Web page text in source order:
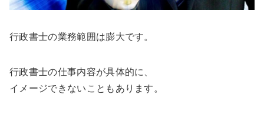
行政書士の業務範囲は膨大です。
行政書士の仕事内容が具体的に、
イメージできないこともあります。